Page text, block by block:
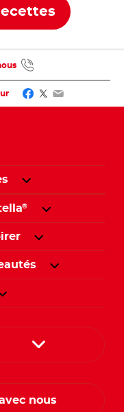
Facebook
Twitter
Email
®
nous